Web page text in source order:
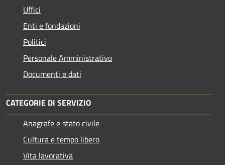
Uffici
Enti e fondazioni
Politici
Personale Amministrativo
Documenti e dati
CATEGORIE DI SERVIZIO
Anagrafe e stato civile
Cultura e tempo libero
Vita lavorativa